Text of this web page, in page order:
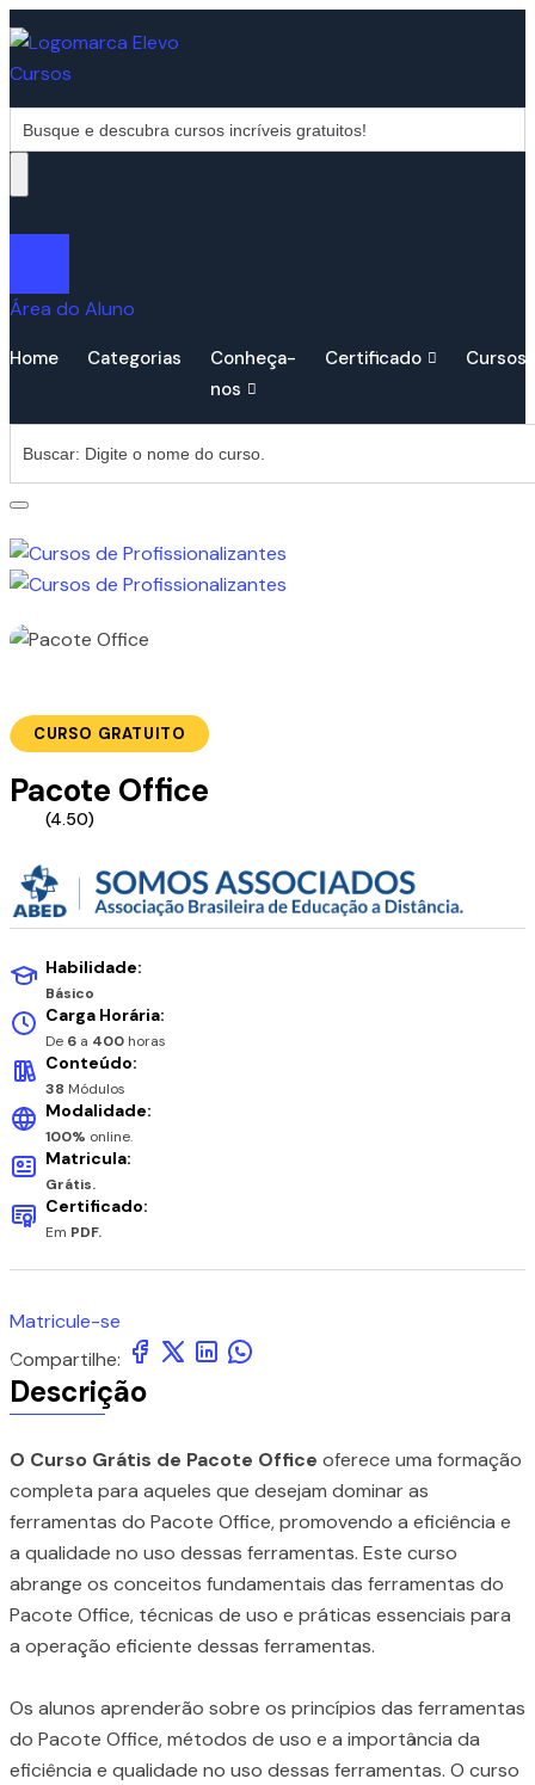
Área do Aluno
Home Categorias
Conheça-
nos
Certificado Cursos
CURSO GRATUITO
Pacote Office
(4.50)
Habilidade:
Básico
Carga Horária:
De 6 a 400 horas
Conteúdo:
38 Módulos
Modalidade:
100% online.
Matricula:
Grátis.
Certificado:
Em PDF.
Matricule-se
Compartilhe:
Descrição
O Curso Grátis de Pacote Office oferece uma formação
completa para aqueles que desejam dominar as
ferramentas do Pacote Office, promovendo a eficiência e
a qualidade no uso dessas ferramentas. Este curso
abrange os conceitos fundamentais das ferramentas do
Pacote Office, técnicas de uso e práticas essenciais para
a operação eficiente dessas ferramentas.
Os alunos aprenderão sobre os princípios das ferramentas
do Pacote Office, métodos de uso e a importância da
eficiência e qualidade no uso dessas ferramentas. O curso